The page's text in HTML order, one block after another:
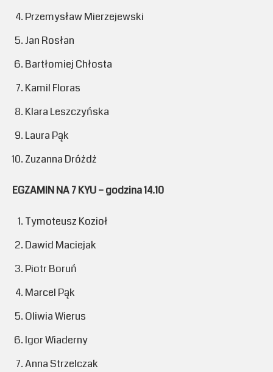
Przemysław Mierzejewski
Jan Rosłan
Bartłomiej Chłosta
Kamil Floras
Klara Leszczyńska
Laura Pąk
Zuzanna Dróżdż
EGZAMIN NA 7 KYU – godzina 14.10
Tymoteusz Kozioł
Dawid Maciejak
Piotr Boruń
Marcel Pąk
Oliwia Wierus
Igor Wiaderny
Anna Strzelczak